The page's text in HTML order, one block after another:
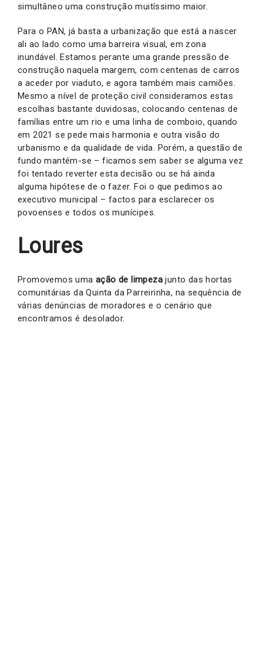
simultâneo uma construção muitíssimo maior.
Para o PAN, já basta a urbanização que está a nascer
ali ao lado como uma barreira visual, em zona
inundável. Estamos perante uma grande pressão de
construção naquela margem, com centenas de carros
a aceder por viaduto, e agora também mais camiões.
Mesmo a nível de proteção civil consideramos estas
escolhas bastante duvidosas, colocando centenas de
famílias entre um rio e uma linha de comboio, quando
em 2021 se pede mais harmonia e outra visão do
urbanismo e da qualidade de vida. Porém, a questão de
fundo mantém-se – ficamos sem saber se alguma vez
foi tentado reverter esta decisão ou se há ainda
alguma hipótese de o fazer. Foi o que pedimos ao
executivo municipal – factos para esclarecer os
povoenses e todos os munícipes.
Loures
Promovemos uma ação de limpeza junto das hortas
comunitárias da Quinta da Parreirinha, na sequência de
várias denúncias de moradores e o cenário que
encontramos é desolador.